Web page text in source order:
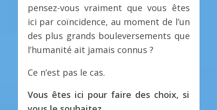
pensez-vous vraiment que vous êtes
ici par coïncidence, au moment de l’un
des plus grands bouleversements que
l’humanité ait jamais connus ?
Ce n’est pas le cas.
Vous êtes ici pour faire des choix, si